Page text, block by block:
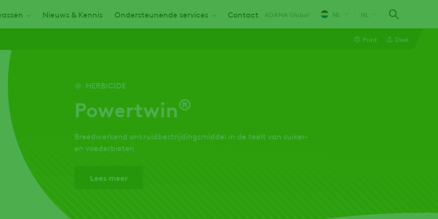
Nieuws & Kennis Ondersteunende services Contact ADAMA Global NL NL
Print Deel
HERBICIDE
Powertwin®
Breedwerkend onkruidbestrijdingsmiddel in de teelt van suiker-
en voederbieten
Lees meer